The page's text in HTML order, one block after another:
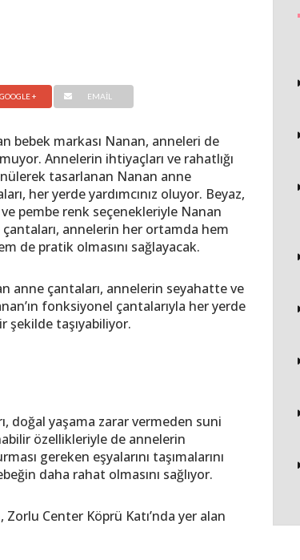
GOOGLE + EMAIL
bebek markası Nanan, anneleri de
Annelerin ihtiyaçları ve rahatlığı
tasarlanan Nanan anne
her yerde yardımcınız oluyor. Beyaz,
pembe renk seçenekleriyle Nanan
çantaları, annelerin her ortamda hem
de pratik olmasını sağlayacak.
anne çantaları, annelerin seyahatte ve
fonksiyonel çantalarıyla her yerde
şekilde taşıyabiliyor.
doğal yaşama zarar vermeden suni
özellikleriyle de annelerin
gereken eşyalarını taşımalarını
daha rahat olmasını sağlıyor.
Center Köprü Katı’nda yer alan